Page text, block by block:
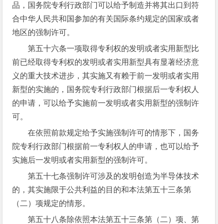
品，国务院专利行政部门可以给予制造并将其出口到符
合中华人民共和国参加的有关国际条约规定的国家或者
地区的强制许可。
第五十六条一项取得专利权的发明或者实用新型比
前已经取得专利权的发明或者实用新型具有显著经济意
义的重大技术进步，其实施又有赖于前一发明或者实用
新型的实施的，国务院专利行政部门根据后一专利权人
的申请，可以给予实施前一发明或者实用新型的强制许
可。
在依照前款规定给予实施强制许可的情形下，国务
院专利行政部门根据前一专利权人的申请，也可以给予
实施后一发明或者实用新型的强制许可。
第五十七条强制许可涉及的发明创造为半导体技术
的，其实施限于公共利益的目的和本法第五十三条第
（二）项规定的情形。
第五十八条除依照本法第五十三条第（二）项、第